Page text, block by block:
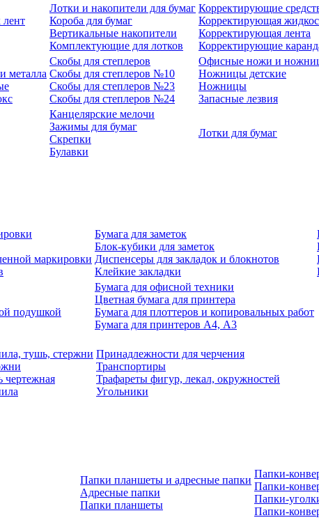
лент
Лотки и накопители для бумаг
Короба для бумаг
Вертикальные накопители
Комплектующие для лотков
Корректирующие
Корректирующая
Корректирующая лента
Корректирующие
металла
Скобы для степлеров
Скобы для степлеров №10
Скобы для степлеров №23
Скобы для степлеров №24
Офисные ножи и
Ножницы детские
Ножницы
Запасные лезвия
Канцелярские мелочи
Зажимы для бумаг
Скрепки
Булавки
Лотки для бумаг
маркировки
Бумага для заметок
Блок-кубики для заметок
Диспенсеры для закладок и блокнотов
Клейкие закладки
подушкой
Бумага для офисной техники
Цветная бумага для принтера
Бумага для плоттеров и копировальных работ
Бумага для принтеров А4, А3
тушь, стержни
чертежная
Принадлежности для черчения
Транспортиры
Трафареты фигур, лекал, окружностей
Угольники
Папки планшеты и адресные папки
Адресные папки
Папки планшеты
Папки-
Папки-
Папки-
Папки-